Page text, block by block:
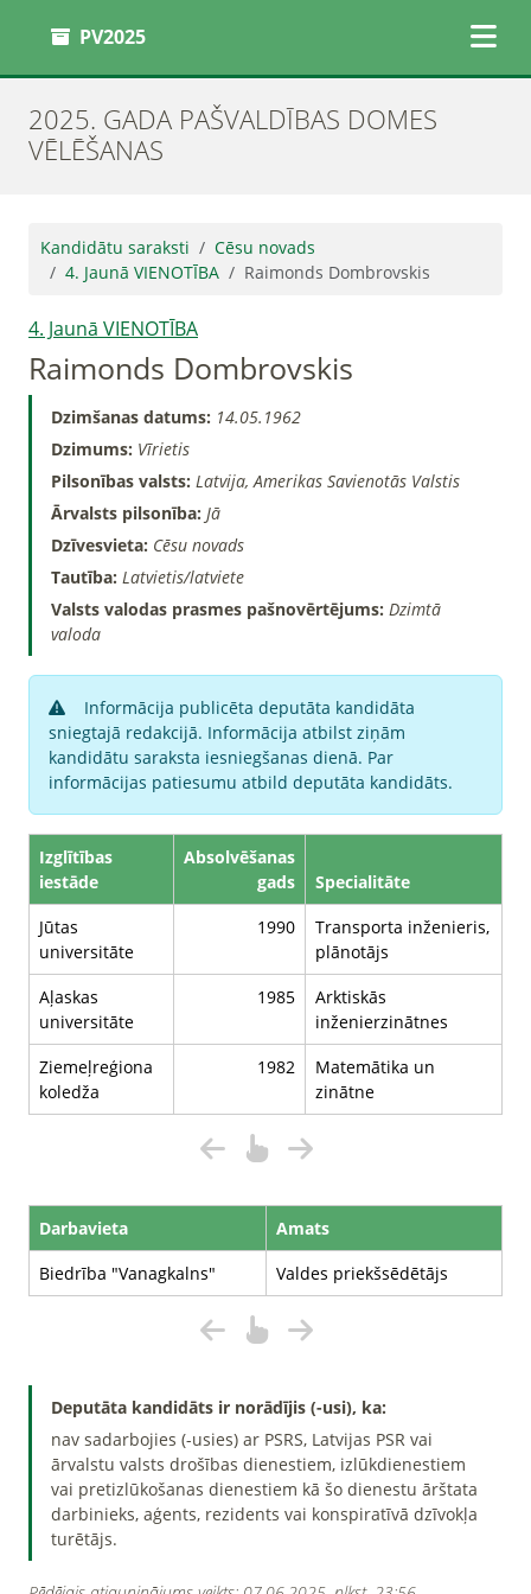
PV2025
2025. GADA PAŠVALDĪBAS DOMES
VĒLĒŠANAS
Kandidātu saraksti
Cēsu novads
4. Jaunā VIENOTĪBA
Raimonds Dombrovskis
4. Jaunā VIENOTĪBA
Raimonds Dombrovskis
Dzimšanas datums: 14.05.1962
Dzimums: Vīrietis
Pilsonības valsts: Latvija, Amerikas Savienotās Valstis
Ārvalsts pilsonība: Jā
Dzīvesvieta: Cēsu novads
Tautība: Latvietis/latviete
Valsts valodas prasmes pašnovērtējums: Dzimtā
valoda
Informācija publicēta deputāta kandidāta
sniegtajā redakcijā. Informācija atbilst ziņām
kandidātu saraksta iesniegšanas dienā. Par
informācijas patiesumu atbild deputāta kandidāts.
Izglītības
iestāde
Absolvēšanas
gads
Specialitāte
Jūtas
universitāte
1990
Transporta inženieris,
plānotājs
Aļaskas
universitāte
1985
Arktiskās
inženierzinātnes
Ziemeļreģiona
koledža
1982
Matemātika un
zinātne
Darbavieta
Amats
Biedrība "Vanagkalns"
Valdes priekšsēdētājs
Deputāta kandidāts ir norādījis (-usi), ka:
nav sadarbojies (-usies) ar PSRS, Latvijas PSR vai
ārvalstu valsts drošības dienestiem, izlūkdienestiem
vai pretizlūkošanas dienestiem kā šo dienestu ārštata
darbinieks, aģents, rezidents vai konspiratīvā dzīvokļa
turētājs.